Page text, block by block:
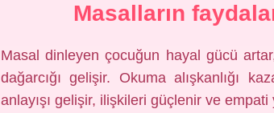
Masalların
Masal dinleyen çocuğun hayal gücü
dağarcığı gelişir. Okuma alışkanlığı
anlayışı gelişir, ilişkileri güçlenir ve